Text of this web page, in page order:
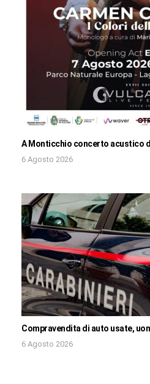
A Monticchio concerto acustico
6 Agosto 2026
Compravendita di auto usate,
6 Agosto 2026